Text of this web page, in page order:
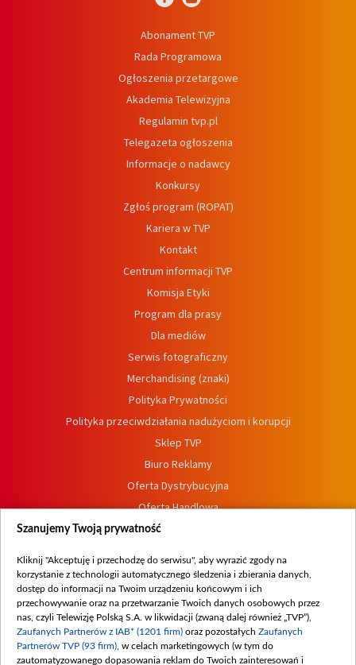
Abonament TVP
Rada Programowa
Ogłoszenia przetargowe
Akademia Telewizyjna
Regulamin tvp.pl
Telegazeta ogłoszenia
Informacje o nadawcy
Konkursy
Zgłoś program (ROPAT)
Kariera w TVP
Kontakt
Centrum informacji TVP
Komisja Etyki
Program dla prasy
Dla mediów
Serwis fotograficzny
Merchandising (znaki)
Polityka Prywatności
Polityka przeciwdziałania nadużyciom i korupcji
Sklep TVP
Biuro Reklamy
Oferta Dystrybucyjna
Oferta Handlowa
Dostępność
Procedura zgłoszeń wewnętrznych
Szanujemy Twoją prywatność
Kliknij "Akceptuję i przechodzę do serwisu", aby wyrazić zgody na
korzystanie z technologii automatycznego śledzenia i zbierania danych,
dostęp do informacji na Twoim urządzeniu końcowym i ich
przechowywanie oraz na przetwarzanie Twoich danych osobowych przez
nas, czyli Telewizję Polską S.A. w likwidacji (zwaną dalej również „TVP”),
Zaufanych Partnerów z IAB* (1201 firm) oraz pozostałych Zaufanych
Partnerów TVP (93 firm) , w celach marketingowych (w tym do
zautomatyzowanego dopasowania reklam do Twoich zainteresowań i